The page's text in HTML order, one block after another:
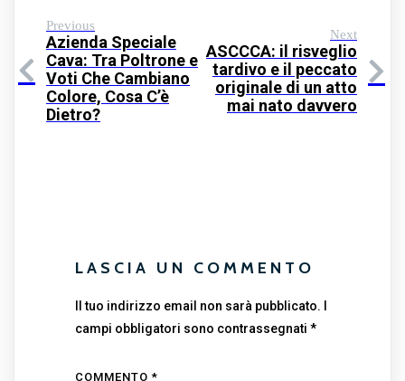
Previous
Azienda Speciale
Cava: Tra Poltrone e
Voti Che Cambiano
Colore, Cosa C’è
Dietro?
Next
ASCCCA: il risveglio
tardivo e il peccato
originale di un atto
mai nato davvero
LASCIA UN COMMENTO
Il tuo indirizzo email non sarà pubblicato.
campi obbligatori sono contrassegnati *
COMMENTO *